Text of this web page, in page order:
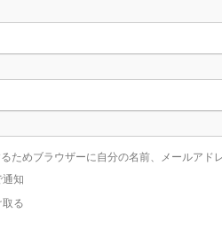
ためブラウザーに自分の名前、メールアド
知
る